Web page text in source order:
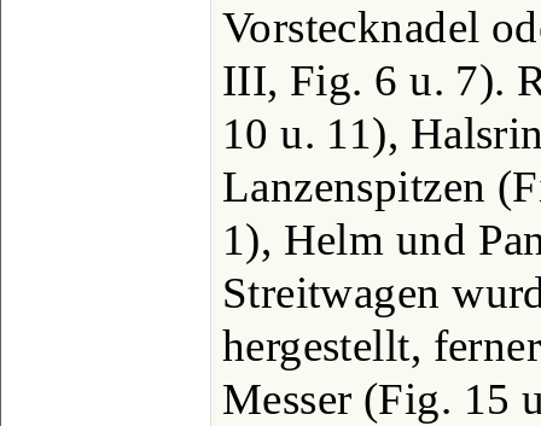
Vorstecknadel
III, Fig. 6 u. 7).
10 u. 11),
Lanzenspitzen
1), Helm und
Streitwagen
hergestellt,
Messer (Fig. 15